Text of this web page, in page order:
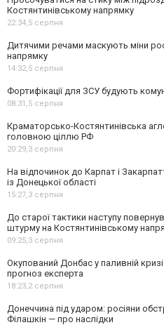
Костянтинівському напрямку
22:34,5 серпня
Дитячими речами маскують міни
напрямку
14:32,5 серпня
Фортифікації для ЗСУ будують
08:31,5 серпня
Краматорсько-Костянтинівська
головною ціллю РФ
20:29,3 серпня
На відпочинок до Карпат і
із Донецької області
15:27,3 серпня
До старої тактики наступу
штурму на Костянтинівському
09:25,3 серпня
Окупований Донбас у паливній
прогноз експерта
18:23,2 серпня
Донеччина під ударом: росіяни
Філашкін — про наслідки